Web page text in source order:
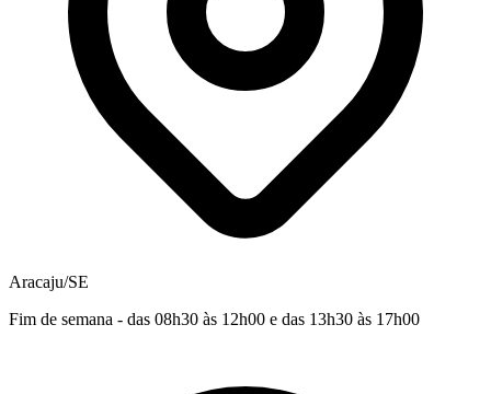
Aracaju/SE
Fim de semana - das 08h30 às 12h00 e das 13h30 às 17h00